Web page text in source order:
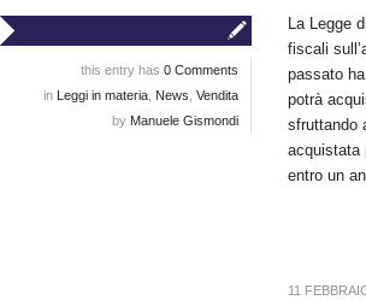
this entry has 0 Comments
in Leggi in materia, News, Vendita
by Manuele Gismondi
La Legge
fiscali
passato
potrà
sfruttando
acquistata
entro un
11